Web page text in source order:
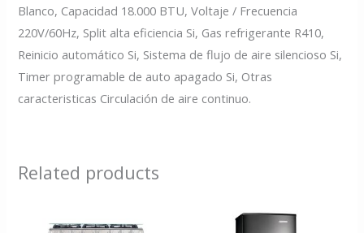
Blanco, Capacidad 18.000 BTU, Voltaje / Frecuencia
220V/60Hz, Split alta eficiencia Si, Gas refrigerante R410,
Reinicio automático Si, Sistema de flujo de aire silencioso Si,
Timer programable de auto apagado Si, Otras
caracteristicas Circulación de aire continuo.
Related products